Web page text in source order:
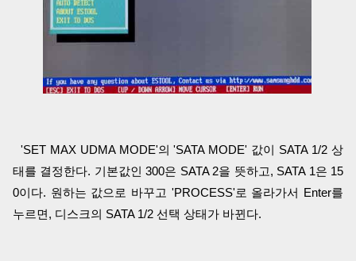
'SET MAX UDMA MODE'의 'SATA MODE' 값이 SATA 1/2 상
태를 결정한다. 기본값인 300은 SATA 2을 뜻하고, SATA 1은 15
0이다. 원하는 값으로 바꾸고 'PROCESS'로 올라가서 Enter를
누르면, 디스크의 SATA 1/2 선택 상태가 바뀐다.